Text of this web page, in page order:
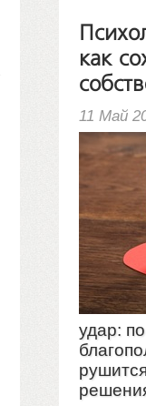
как
11 Май
удар: